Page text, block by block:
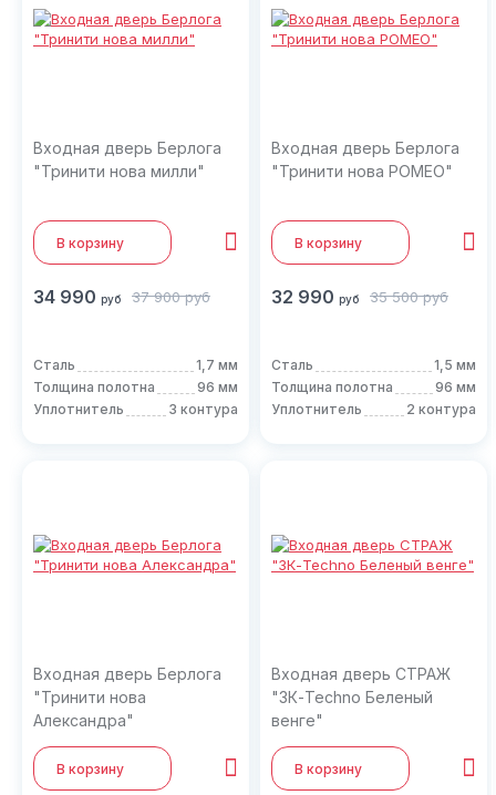
Входная дверь Берлога
"Тринити нова милли"
В корзину
34 990 руб 37 900 руб
Сталь
1,7 мм
Толщина полотна
96 мм
Уплотнитель
3 контура
Входная дверь Берлога
"Тринити нова РОМЕО"
В корзину
32 990 руб 35 500 руб
Сталь
1,5 мм
Толщина полотна
96 мм
Уплотнитель
2 контура
Входная дверь Берлога
"Тринити нова
Александра"
В корзину
Входная дверь СТРАЖ
"3К-Techno Беленый
венге"
В корзину